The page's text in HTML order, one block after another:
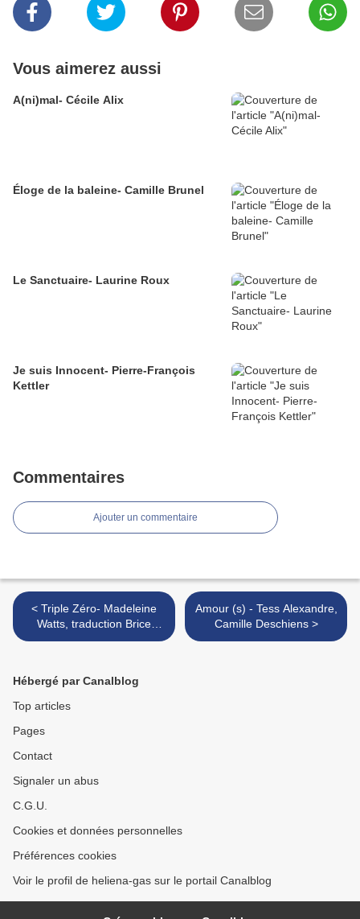
Vous aimerez aussi
A(ni)mal- Cécile Alix
Éloge de la baleine- Camille Brunel
Le Sanctuaire- Laurine Roux
Je suis Innocent- Pierre-François
Kettler
Commentaires
Ajouter un commentaire
< Triple Zéro- Madeleine
Watts, traduction Brice
Matthieussent
Amour (s) - Tess Alexandre,
Camille Deschiens >
Hébergé par Canalblog
Top articles
Pages
Contact
Signaler un abus
C.G.U.
Cookies et données personnelles
Préférences cookies
Voir le profil de heliena-gas sur le portail Canalblog